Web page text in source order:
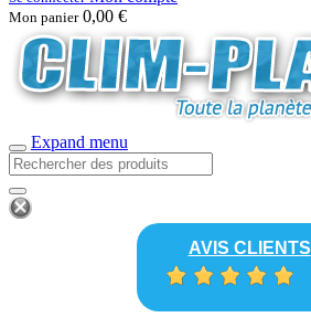
Mon panier 0,00 €
Expand menu
AVIS CLIENTS